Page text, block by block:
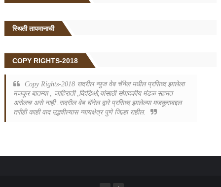
स्थिती तापमानाची
COPY RIGHTS-2018
Copy Rights-2018 सदरील न्युज वेब चॅनेल मधील प्रसिध्द झालेला
मजकूर बातम्या , जाहिराती ,व्हिडिओ,यांसाठी संपादकीय मंडळ सहमत
असेलच असे नाही .सदरील वेब चॅनेल द्वारे प्रसिध्द झालेल्या मजकूराबद्दल
तरीही काही वाद उद्भवील्यास न्यायक्षेत्र पुणे जिल्हा राहील.